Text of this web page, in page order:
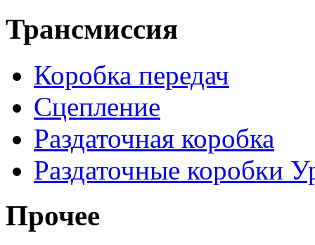
Трансмиссия
Коробка передач
Сцепление
Раздаточная коробка
Раздаточные коробки
Прочее